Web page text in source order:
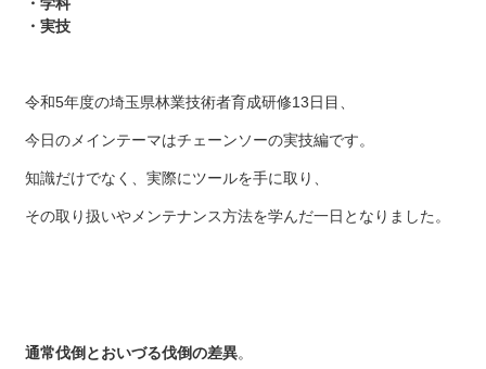
・学科
・実技
令和5年度の埼玉県林業技術者育成研修13日目、
今日のメインテーマはチェーンソーの実技編です。
知識だけでなく、実際にツールを手に取り、
その取り扱いやメンテナンス方法を学んだ一日となりました。
通常伐倒とおいづる伐倒の差異。